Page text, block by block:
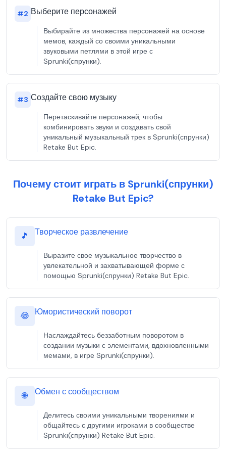
#2 Выберите персонажей
Выбирайте из множества персонажей на основе
мемов, каждый со своими уникальными
звуковыми петлями в этой игре с
Sprunki(спрунки).
#3 Создайте свою музыку
Перетаскивайте персонажей, чтобы
комбинировать звуки и создавать свой
уникальный музыкальный трек в Sprunki(спрунки)
Retake But Epic.
Почему стоит играть в Sprunki(спрунки)
Retake But Epic?
🎵 Творческое развлечение
Выразите свое музыкальное творчество в
увлекательной и захватывающей форме с
помощью Sprunki(спрунки) Retake But Epic.
😂 Юмористический поворот
Наслаждайтесь беззаботным поворотом в
создании музыки с элементами, вдохновленными
мемами, в игре Sprunki(спрунки).
🌐 Обмен с сообществом
Делитесь своими уникальными творениями и
общайтесь с другими игроками в сообществе
Sprunki(спрунки) Retake But Epic.